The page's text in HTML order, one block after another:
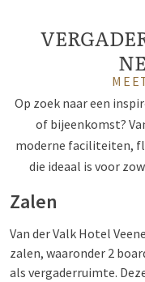
Op zoek naar een
of bijeenkomst?
moderne faciliteiten,
die ideaal is voor
Zalen
Van der Valk Hotel
zalen, waaronder 2
als vergaderruimte.